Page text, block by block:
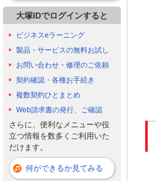
大塚IDでログインすると
ビジネスeラーニング
製品・サービスの無料お試し
お問い合わせ・修理のご依頼
契約確認・各種お手続き
複数契約ひとまとめ
Web請求書の発行、ご確認
さらに、便利なメニューや役
立つ情報を数多くご利用いた
だけます。
何ができるか見てみる